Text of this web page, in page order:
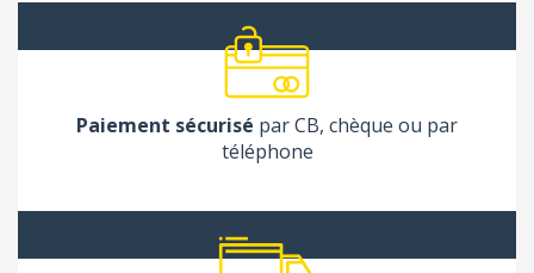
Paiement sécurisé par CB, chèque ou par
téléphone